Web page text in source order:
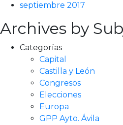
septiembre 2017
Archives by
Categorías
Capital
Castilla y León
Congresos
Elecciones
Europa
GPP Ayto. Ávila